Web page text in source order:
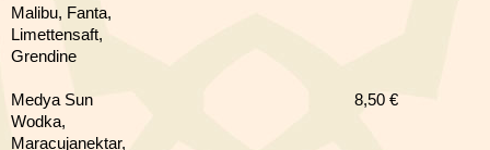
Malibu, Fanta,
Limettensaft,
Grendine
Medya Sun
Wodka,
Maracujanektar,
8,50 €